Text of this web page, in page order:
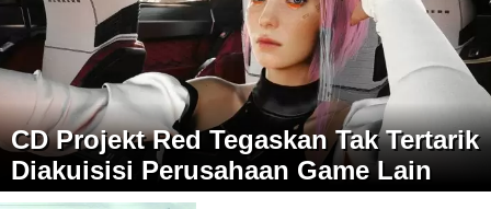
CD Projekt Red Tegaskan Tak Tertarik
Diakuisisi Perusahaan Game Lain